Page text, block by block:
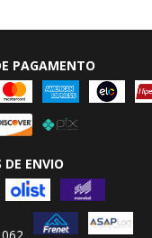
PAGAMENTO
DE ENVIO